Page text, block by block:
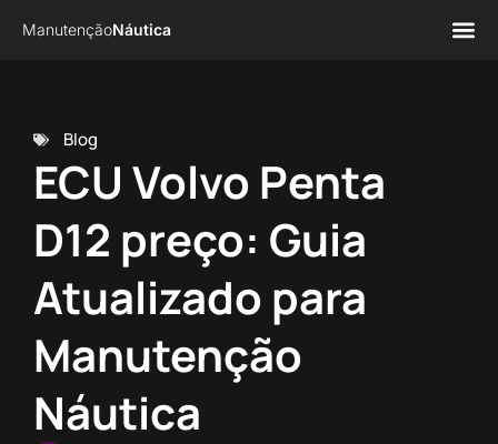
ManutençãoNáutica
Blog
ECU Volvo Penta
D12 preço: Guia
Atualizado para
Manutenção
Náutica